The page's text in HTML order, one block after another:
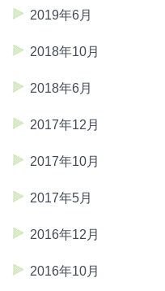
2019年6月
2018年10月
2018年6月
2017年12月
2017年10月
2017年5月
2016年12月
2016年10月